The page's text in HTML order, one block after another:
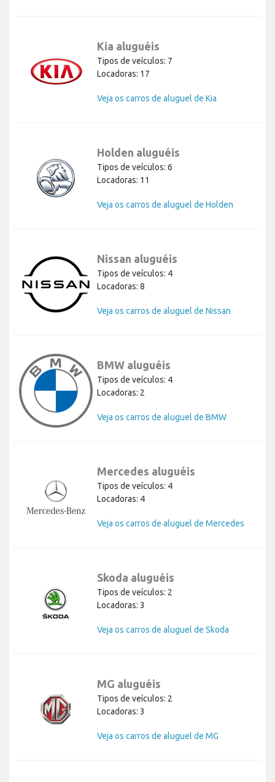
Kia aluguéis
Tipos de veículos: 7
Locadoras: 17
Veja os carros de aluguel de Kia
Holden aluguéis
Tipos de veículos: 6
Locadoras: 11
Veja os carros de aluguel de Holden
Nissan aluguéis
Tipos de veículos: 4
Locadoras: 8
Veja os carros de aluguel de Nissan
BMW aluguéis
Tipos de veículos: 4
Locadoras: 2
Veja os carros de aluguel de BMW
Mercedes aluguéis
Tipos de veículos: 4
Locadoras: 4
Veja os carros de aluguel de Mercedes
Skoda aluguéis
Tipos de veículos: 2
Locadoras: 3
Veja os carros de aluguel de Skoda
MG aluguéis
Tipos de veículos: 2
Locadoras: 3
Veja os carros de aluguel de MG